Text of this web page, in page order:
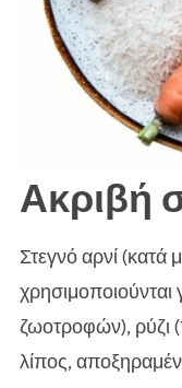
Ακριβή
Στεγνό αρνί (κατά
χρησιμοποιούνται
ζωοτροφών), ρύζι
λίπος,